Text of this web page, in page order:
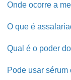
Onde ocorre a
O que é
Qual é o poder
Pode usar sérum